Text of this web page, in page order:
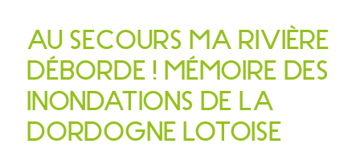
AU SECOURS MA RIVIÈRE
DÉBORDE ! MÉMOIRE DES
INONDATIONS DE LA
DORDOGNE LOTOISE